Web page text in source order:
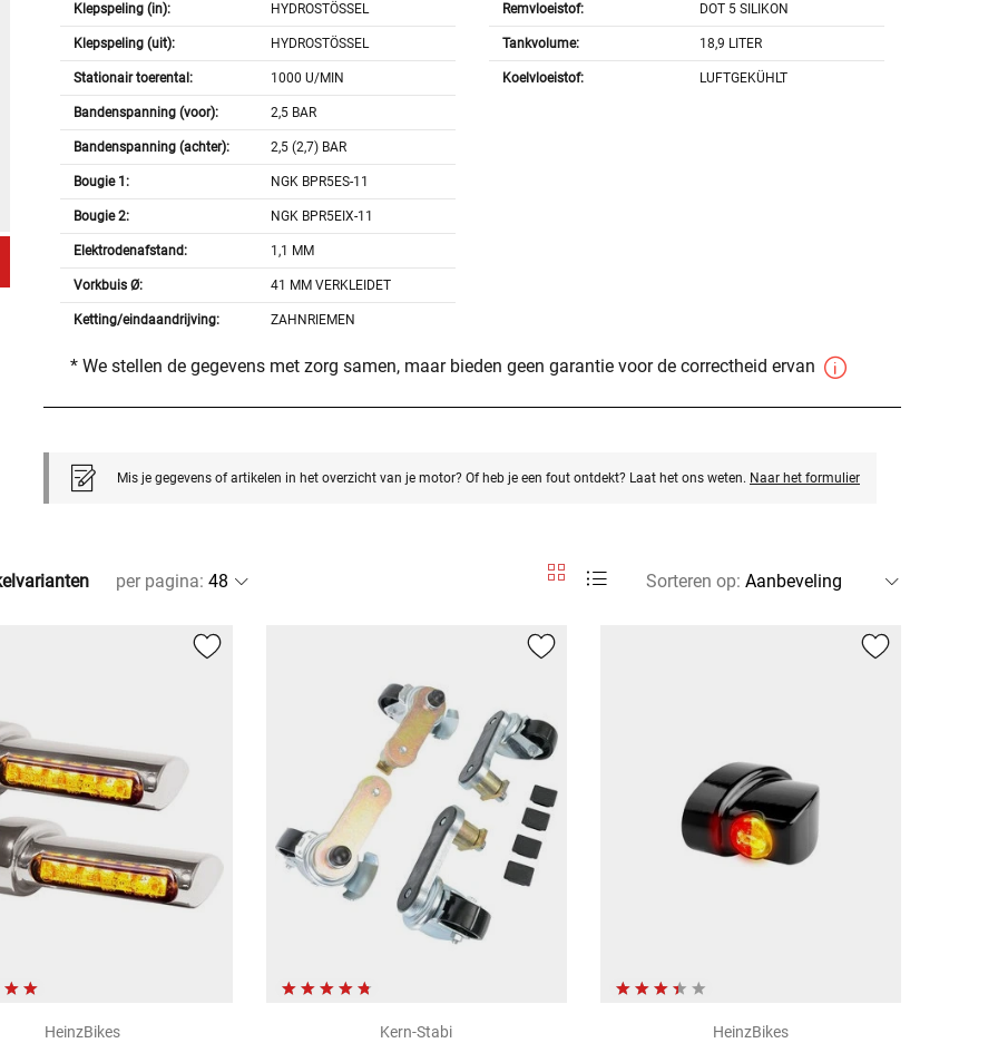
Klepspeling (in): HYDROSTÖSSEL
Klepspeling (uit): HYDROSTÖSSEL
Stationair toerental: 1000 U/MIN
Bandenspanning (voor): 2,5 BAR
Bandenspanning (achter): 2,5 (2,7) BAR
Bougie 1: NGK BPR5ES-11
Bougie 2: NGK BPR5EIX-11
Elektrodenafstand: 1,1 MM
Vorkbuis Ø: 41 MM VERKLEIDET
Ketting/eindaandrijving: ZAHNRIEMEN
Remvloeistof: DOT 5 SILIKON
Tankvolume: 18,9 LITER
Koelvloeistof: LUFTGEKÜHLT
* We stellen de gegevens met zorg samen, maar bieden geen garantie voor de correctheid ervan
Mis je gegevens of artikelen in het overzicht van je motor? Of heb je een fout ontdekt? Laat het ons weten. Naar het formulier
per pagina: Sorteren op:
HeinzBikes
Kern-Stabi
HeinzBikes